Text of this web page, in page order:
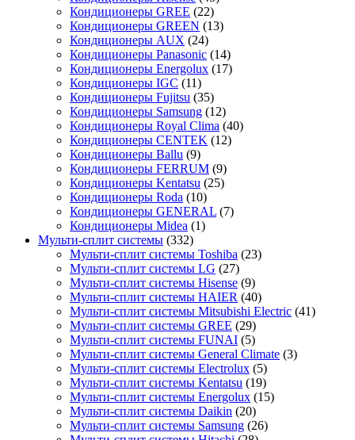
Кондиционеры GREE (22)
Кондиционеры GREEN (13)
Кондиционеры AUX (24)
Кондиционеры Panasonic (14)
Кондиционеры Energolux (17)
Кондиционеры IGC (11)
Кондиционеры Fujitsu (35)
Кондиционеры Samsung (12)
Кондиционеры Royal Clima (40)
Кондиционеры CENTEK (12)
Кондиционеры Ballu (9)
Кондиционеры FERRUM (9)
Кондиционеры Kentatsu (25)
Кондиционеры Roda (10)
Кондиционеры GENERAL (7)
Кондиционеры Midea (1)
Мульти-сплит системы (332)
Мульти-сплит системы Toshiba (23)
Мульти-сплит системы LG (27)
Мульти-сплит системы Hisense (9)
Мульти-сплит системы HAIER (40)
Мульти-сплит системы Mitsubishi Electric (41)
Мульти-сплит системы GREE (29)
Мульти-сплит системы FUNAI (5)
Мульти-сплит системы General Climate (3)
Мульти-сплит системы Electrolux (5)
Мульти-сплит системы Kentatsu (19)
Мульти-сплит системы Energolux (15)
Мульти-сплит системы Daikin (20)
Мульти-сплит системы Samsung (26)